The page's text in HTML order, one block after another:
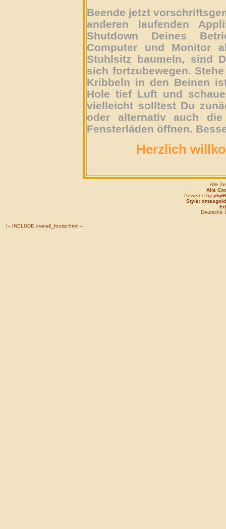
Beende jetzt
anderen laufenden
Shutdown Deines
Computer und Monitor
Stuhlsitz baumeln, sind
sich fortzubewegen.
Kribbeln in den Beinen
Hole tief Luft und
vielleicht solltest Du
oder alternativ auch
Fensterläden öffnen.
Herzlich
Alle
Alle
Powered by
Style: xmasgold
Deutsche
!-- INCLUDE overall_footer.html --